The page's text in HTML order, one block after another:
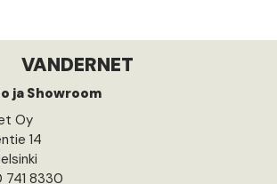
VANDERNET
ja Showroom
Oy
14
741 8330